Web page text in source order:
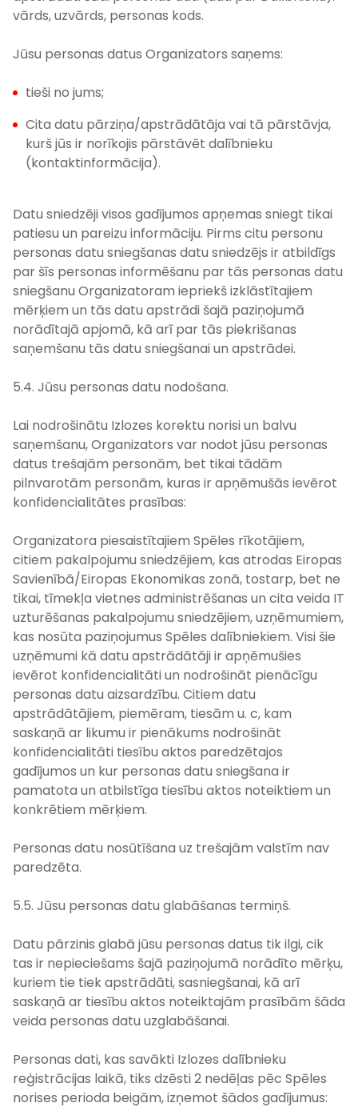
vārds, uzvārds, personas kods.
Jūsu personas datus Organizators saņems:
tieši no jums;
Cita datu pārziņa/apstrādātāja vai tā pārstāvja,
kurš jūs ir norīkojis pārstāvēt dalībnieku
(kontaktinformācija).
Datu sniedzēji visos gadījumos apņemas sniegt tikai
patiesu un pareizu informāciju. Pirms citu personu
personas datu sniegšanas datu sniedzējs ir atbildīgs
par šīs personas informēšanu par tās personas datu
sniegšanu Organizatoram iepriekš izklāstītajiem
mērķiem un tās datu apstrādi šajā paziņojumā
norādītajā apjomā, kā arī par tās piekrišanas
saņemšanu tās datu sniegšanai un apstrādei.
5.4. Jūsu personas datu nodošana.
Lai nodrošinātu Izlozes korektu norisi un balvu
saņemšanu, Organizators var nodot jūsu personas
datus trešajām personām, bet tikai tādām
pilnvarotām personām, kuras ir apņēmušās ievērot
konfidencialitātes prasības:
Organizatora piesaistītajiem Spēles rīkotājiem,
citiem pakalpojumu sniedzējiem, kas atrodas Eiropas
Savienībā/Eiropas Ekonomikas zonā, tostarp, bet ne
tikai, tīmekļa vietnes administrēšanas un cita veida IT
uzturēšanas pakalpojumu sniedzējiem, uzņēmumiem,
kas nosūta paziņojumus Spēles dalībniekiem. Visi šie
uzņēmumi kā datu apstrādātāji ir apņēmušies
ievērot konfidencialitāti un nodrošināt pienācīgu
personas datu aizsardzību. Citiem datu
apstrādātājiem, piemēram, tiesām u. c, kam
saskaņā ar likumu ir pienākums nodrošināt
konfidencialitāti tiesību aktos paredzētajos
gadījumos un kur personas datu sniegšana ir
pamatota un atbilstīga tiesību aktos noteiktiem un
konkrētiem mērķiem.
Personas datu nosūtīšana uz trešajām valstīm nav
paredzēta.
5.5. Jūsu personas datu glabāšanas termiņš.
Datu pārzinis glabā jūsu personas datus tik ilgi, cik
tas ir nepieciešams šajā paziņojumā norādīto mērķu,
kuriem tie tiek apstrādāti, sasniegšanai, kā arī
saskaņā ar tiesību aktos noteiktajām prasībām šāda
veida personas datu uzglabāšanai.
Personas dati, kas savākti Izlozes dalībnieku
reģistrācijas laikā, tiks dzēsti 2 nedēļas pēc Spēles
norises perioda beigām, izņemot šādos gadījumus: